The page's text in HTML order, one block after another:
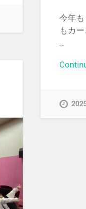
今年
もカ
…